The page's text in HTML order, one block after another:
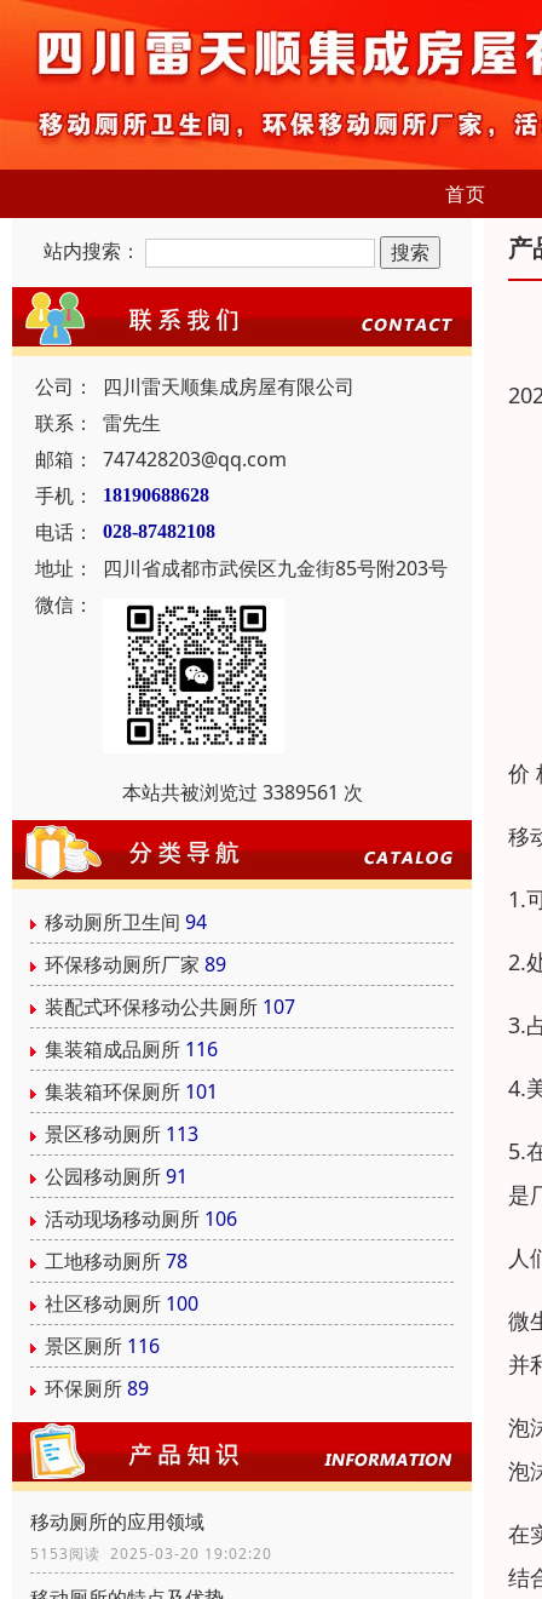
首页
站内搜索：
公司：
四川雷天顺集成房屋有限公司
联系：
雷先生
邮箱：
747428203@qq.com
手机：
18190688628
电话： 028-87482108
地址：
四川省成都市武侯区九金街85号附203号
微信：
本站共被浏览过 3389561 次
移动厕所卫生间 94
环保移动厕所厂家 89
装配式环保移动公共厕所 107
集装箱成品厕所 116
集装箱环保厕所 101
景区移动厕所 113
公园移动厕所91
活动现场移动厕所 106
工地移动厕所78
社区移动厕所 100
景区厕所 116
环保厕所89
移动厕所的应用领域
5153阅读 2025-03-20 19:02:20
产
价
移
1.
2.
3.
4.
5.
是
人
微
并
泡
泡
在
结